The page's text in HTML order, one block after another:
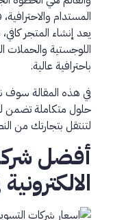
المستدام
يعد إنشاء المتجر
اللوجستية
باحترافية عالية.
في هذه المقالة
حلول متكاملة تضمن
لتنتقل بتجارتك من
أفضل